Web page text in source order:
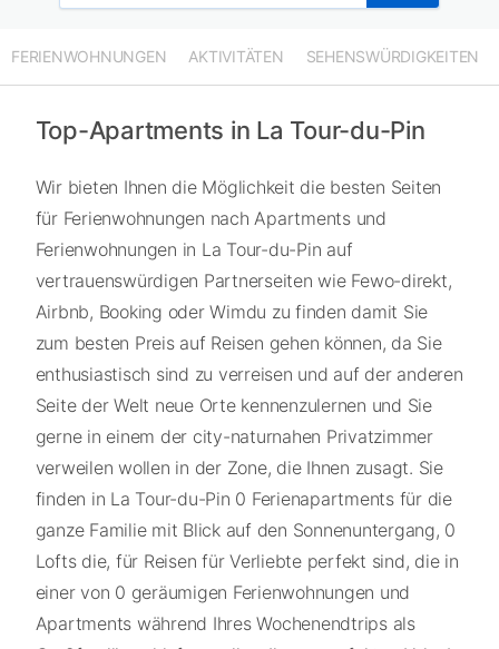
FERIENWOHNUNGEN AKTIVITÄTEN SEHENSWÜRDIGKEITEN
Top-Apartments in La Tour-du-Pin
Wir bieten Ihnen die Möglichkeit die besten Seiten
für Ferienwohnungen nach Apartments und
Ferienwohnungen in La Tour-du-Pin auf
vertrauenswürdigen Partnerseiten wie Fewo-direkt,
Airbnb, Booking oder Wimdu zu finden damit Sie
zum besten Preis auf Reisen gehen können, da Sie
enthusiastisch sind zu verreisen und auf der anderen
Seite der Welt neue Orte kennenzulernen und Sie
gerne in einem der city-naturnahen Privatzimmer
verweilen wollen in der Zone, die Ihnen zusagt. Sie
finden in La Tour-du-Pin 0 Ferienapartments für die
ganze Familie mit Blick auf den Sonnenuntergang, 0
Lofts die, für Reisen für Verliebte perfekt sind, die in
einer von 0 geräumigen Ferienwohnungen und
Apartments während Ihres Wochenendtrips als